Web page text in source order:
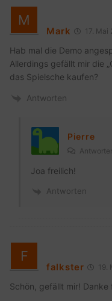
Mark 17. Mai
Hab mal die Demo
Allerdings gefällt mir die
das Spielsche kaufen?
Antworten
Pierre
Joa freilich!
Antworten
falkster 19.
Schön, gefällt mir! Danke